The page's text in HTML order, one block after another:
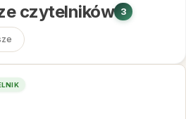
czytelników 3